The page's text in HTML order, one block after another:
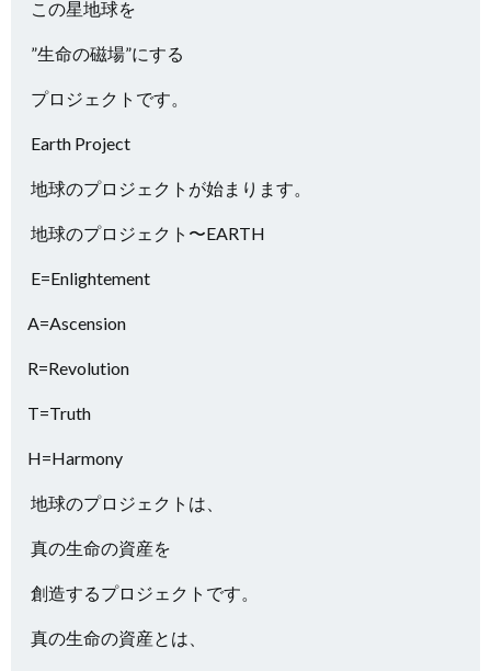
この星地球を
”生命の磁場”にする
プロジェクトです。
Earth Project
地球のプロジェクトが始まります。
地球のプロジェクト〜EARTH
E=Enlightement
A=Ascension
R=Revolution
T=Truth
H=Harmony
地球のプロジェクトは、
真の生命の資産を
創造するプロジェクトです。
真の生命の資産とは、